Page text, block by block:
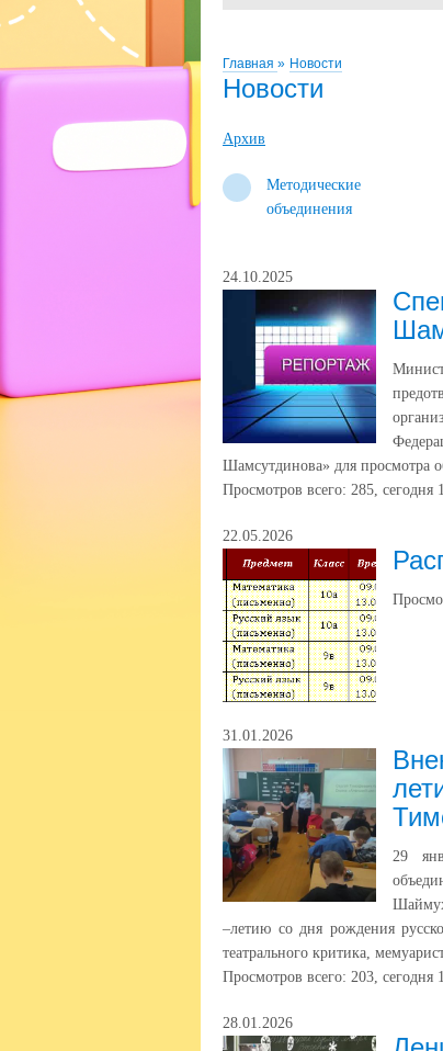
Главная » Новости
Новости
Архив
Методические
объединения
24.10.2025
Шамсутдинова» для просмотра
Просмотров всего: 285, сегодня 1
22.05.2026
31.01.2026
29
–летию со дня рождения
театрального критика,
Просмотров всего: 203, сегодня 1
28.01.2026